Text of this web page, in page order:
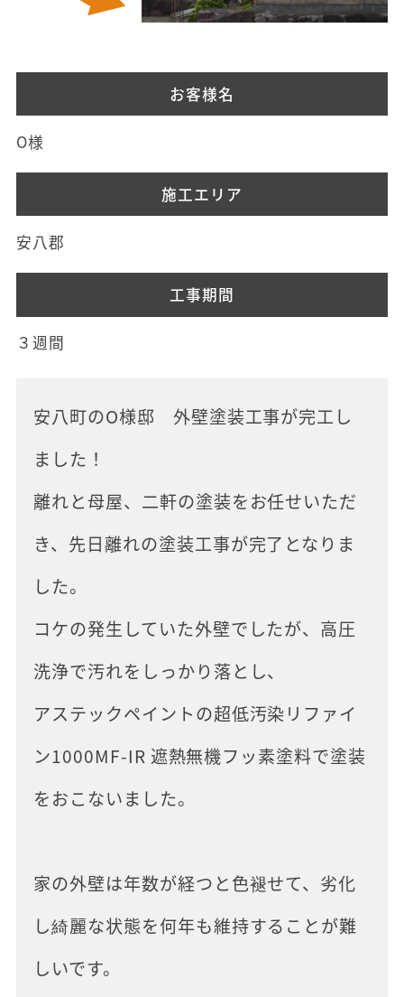
お客様名
O様
施工エリア
安八郡
工事期間
３週間
安八町のO様邸 外壁塗装工事が完工し
ました！
離れと母屋、二軒の塗装をお任せいただ
き、先日離れの塗装工事が完了となりま
した。
コケの発生していた外壁でしたが、高圧
洗浄で汚れをしっかり落とし、
アステックペイントの超低汚染リファイ
ン1000MF-IR 遮熱無機フッ素塗料で塗装
をおこないました。
家の外壁は年数が経つと色褪せて、劣化
し綺麗な状態を何年も維持することが難
しいです。